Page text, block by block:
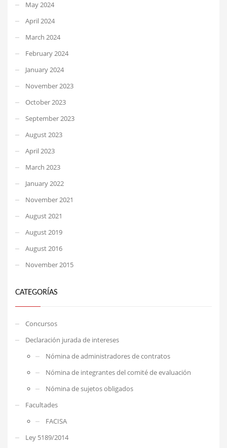
May 2024
April 2024
March 2024
February 2024
January 2024
November 2023
October 2023
September 2023
August 2023
April 2023
March 2023
January 2022
November 2021
August 2021
August 2019
August 2016
November 2015
CATEGORÍAS
Concursos
Declaración jurada de intereses
Nómina de administradores de contratos
Nómina de integrantes del comité de evaluación
Nómina de sujetos obligados
Facultades
FACISA
Ley 5189/2014